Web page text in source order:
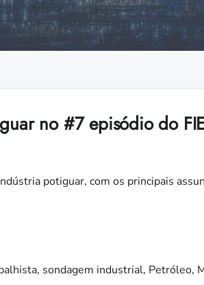
no #7 episódio do
potiguar, com os principais
sondagem industrial, Petróleo,